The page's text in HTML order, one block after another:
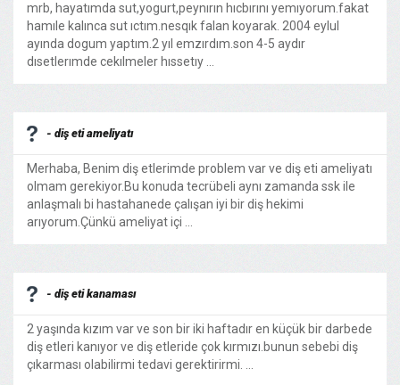
mrb, hayatımda sut,yogurt,peynırın hıcbırını yemıyorum.fakat
hamıle kalınca sut ıctım.nesqık falan koyarak. 2004 eylul
ayında dogum yaptım.2 yıl emzırdım.son 4-5 aydır
dısetlerımde cekılmeler hıssetıy ...
- diş eti ameliyatı
Merhaba, Benim diş etlerimde problem var ve diş eti ameliyatı
olmam gerekiyor.Bu konuda tecrübeli aynı zamanda ssk ile
anlaşmalı bi hastahanede çalışan iyi bir diş hekimi
arıyorum.Çünkü ameliyat içi ...
- diş eti kanaması
2 yaşında kızım var ve son bir iki haftadır en küçük bir darbede
diş etleri kanıyor ve diş etleride çok kırmızı.bunun sebebi diş
çıkarması olabilirmi tedavi gerektirirmi. ...